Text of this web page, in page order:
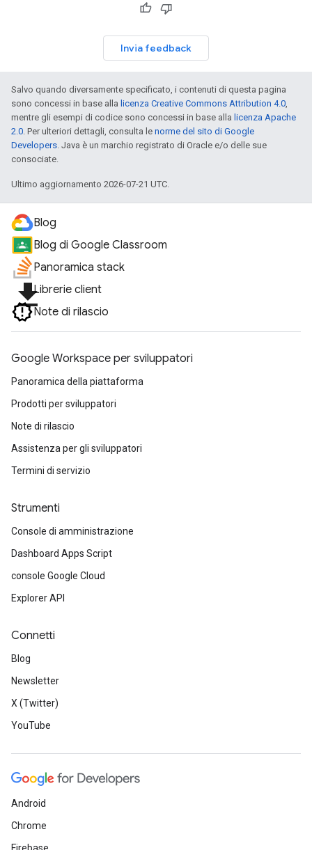
Invia feedback
Salvo quando diversamente specificato, i contenuti di questa pagina
sono concessi in base alla licenza Creative Commons Attribution 4.0,
mentre gli esempi di codice sono concessi in base alla licenza Apache
2.0. Per ulteriori dettagli, consulta le norme del sito di Google
Developers. Java è un marchio registrato di Oracle e/o delle sue
consociate.
Ultimo aggiornamento 2026-07-21 UTC.
Blog
Blog di Google Classroom
Panoramica stack
file_downloadLibrerie client
Note di rilascio
Google Workspace per sviluppatori
Panoramica della piattaforma
Prodotti per sviluppatori
Note di rilascio
Assistenza per gli sviluppatori
Termini di servizio
Strumenti
Console di amministrazione
Dashboard Apps Script
console Google Cloud
Explorer API
Connetti
Blog
Newsletter
X (Twitter)
YouTube
Android
Chrome